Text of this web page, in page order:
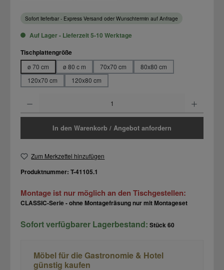
Sofort lieferbar - Express Versand oder Wunschtermin auf Anfrage
Auf Lager - Lieferzeit 5-10 Werktage
Tischplattengrößeauswählen
ø 70 cm ø 80 c m 70x70 cm
80x80 cm
120x70 cm
120x80 cm
In den Warenkorb / Angebot anfordern
Zum Merkzettel hinzufügen
Produktnummer: T-41105.1
Montage ist nur möglich an den Tischgestellen:
CLASSIC-Serie - ohne Montagefräsung nur mit Montageset
Sofort verfügbarer Lagerbestand: Stück60
Möbel für die Gastronomie & Hotel
günstig kaufen